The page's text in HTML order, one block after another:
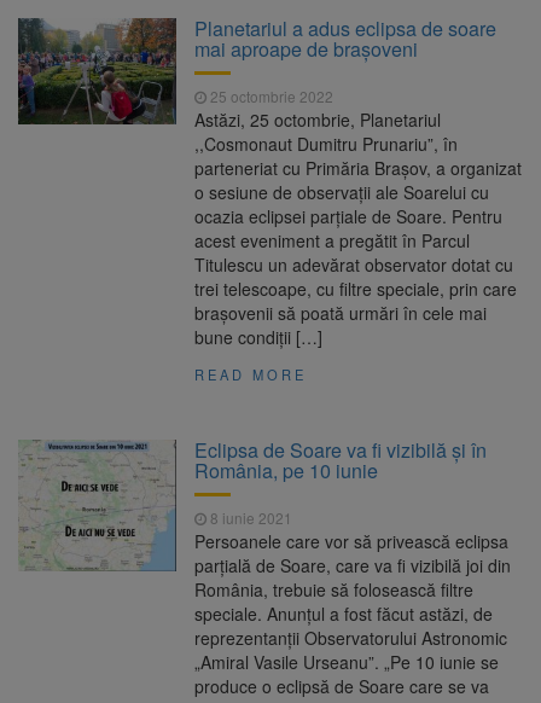
Piața Star din Brașov au fost demolate
7 august 2026
Platforma Belvedere de pe
Tâmpa intră în renovare. Contract de peste 1
milion de lei și termen de trei luni
Unul dintre cele mai mari
parcuri ale Brașovului va fi amenajat în
Bartolomeu-Avantgarden. Contractul a fost
Trafic blocat pe DN1E Brașov
– Poiana Brașov după un accident. Două
persoane primesc îngrijiri medicale
Planetariul a adus eclipsa de soare
mai aproape de brașoveni
25 octombrie 2022
Astăzi, 25 octombrie, Planetariul
,,Cosmonaut Dumitru Prunariu”, în
parteneriat cu Primăria Brașov, a organizat
o sesiune de observații ale Soarelui cu
ocazia eclipsei parțiale de Soare. Pentru
acest eveniment a pregătit în Parcul
Titulescu un adevărat observator dotat cu
trei telescoape, cu filtre speciale, prin care
brașovenii să poată urmări în cele mai
bune condiții […]
READ MORE
Eclipsa de Soare va fi vizibilă şi în
România, pe 10 iunie
8 iunie 2021
Persoanele care vor să privească eclipsa
parțială de Soare, care va fi vizibilă joi din
România, trebuie să folosească filtre
speciale. Anunţul a fost făcut astăzi, de
reprezentanții Observatorului Astronomic
„Amiral Vasile Urseanu”. „Pe 10 iunie se
produce o eclipsă de Soare care se va